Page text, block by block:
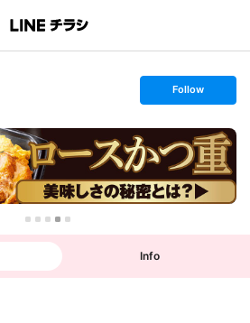
s
t
o
l
w
Follow
Info